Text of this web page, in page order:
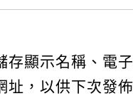
存顯示名稱、電
址，以供下次發